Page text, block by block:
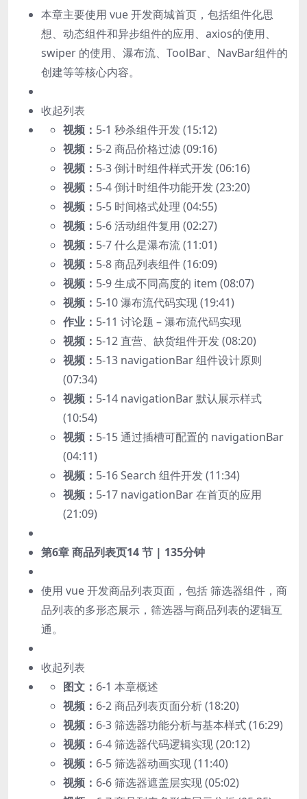
本章主要使用 vue 开发商城首页，包括组件化思
想、动态组件和异步组件的应用、axios的使用、
swiper 的使用、瀑布流、ToolBar、NavBar组件的
创建等等核心内容。
收起列表
视频： 5-1 秒杀组件开发 (15:12)
视频： 5-2 商品价格过滤 (09:16)
视频： 5-3 倒计时组件样式开发 (06:16)
视频： 5-4 倒计时组件功能开发 (23:20)
视频： 5-5 时间格式处理 (04:55)
视频： 5-6 活动组件复用 (02:27)
视频： 5-7 什么是瀑布流 (11:01)
视频： 5-8 商品列表组件 (16:09)
视频： 5-9 生成不同高度的 item (08:07)
视频： 5-10 瀑布流代码实现 (19:41)
作业： 5-11 讨论题 – 瀑布流代码实现
视频： 5-12 直营、缺货组件开发 (08:20)
视频： 5-13 navigationBar 组件设计原则
(07:34)
视频： 5-14 navigationBar 默认展示样式
(10:54)
视频： 5-15 通过插槽可配置的 navigationBar
(04:11)
视频： 5-16 Search 组件开发 (11:34)
视频： 5-17 navigationBar 在首页的应用
(21:09)
第6章 商品列表页14 节 | 135分钟
使用 vue 开发商品列表页面，包括 筛选器组件，商
品列表的多形态展示，筛选器与商品列表的逻辑互
通。
收起列表
图文： 6-1 本章概述
视频： 6-2 商品列表页面分析 (18:20)
视频： 6-3 筛选器功能分析与基本样式 (16:29)
视频： 6-4 筛选器代码逻辑实现 (20:12)
视频： 6-5 筛选器动画实现 (11:40)
视频： 6-6 筛选器遮盖层实现 (05:02)